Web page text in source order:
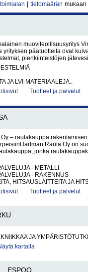
toimialan tietomäärän mukaan
muoviteollisuusyritys
yrityksen päätuotteita ovat
pienkiinteistöjen
JA LVI-MATERIAALEJA..
Tuotteet ja palvelut
Oy – rautakauppa
Rauta Oy on
jonka
- METALLI
- RAKENNUS
HITSAUSLAITTEITA JA
Tuotteet ja palvelut
JA
kartalla
ESPOO